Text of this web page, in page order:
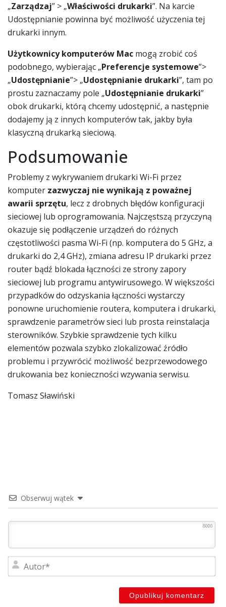
„Zarządzaj” > „Właściwości drukarki”. Na karcie
Udostępnianie powinna być możliwość użyczenia tej
drukarki innym.
Użytkownicy komputerów Mac mogą zrobić coś
podobnego, wybierając „Preferencje systemowe”>
„Udostępnianie”> „Udostępnianie drukarki”, tam po
prostu zaznaczamy pole „Udostępnianie drukarki”
obok drukarki, którą chcemy udostępnić, a następnie
dodajemy ją z innych komputerów tak, jakby była
klasyczną drukarką sieciową.
Podsumowanie
Problemy z wykrywaniem drukarki Wi-Fi przez
komputer zazwyczaj nie wynikają z poważnej
awarii sprzętu, lecz z drobnych błędów konfiguracji
sieciowej lub oprogramowania. Najczęstszą przyczyną
okazuje się podłączenie urządzeń do różnych
częstotliwości pasma Wi-Fi (np. komputera do 5 GHz, a
drukarki do 2,4 GHz), zmiana adresu IP drukarki przez
router bądź blokada łączności ze strony zapory
sieciowej lub programu antywirusowego. W większości
przypadków do odzyskania łączności wystarczy
ponowne uruchomienie routera, komputera i drukarki,
sprawdzenie parametrów sieci lub prosta reinstalacja
sterowników. Szybkie sprawdzenie tych kilku
elementów pozwala szybko zlokalizować źródło
problemu i przywrócić możliwość bezprzewodowego
drukowania bez konieczności wzywania serwisu.
Tomasz Sławiński
Obserwuj wątek
8000